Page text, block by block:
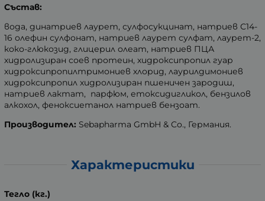
Състав:
вода, динатриев лаурет, сулфосукцинат, натриев С14-
16 олефин сулфонат, натриев лаурет сулфат, лаурет-2,
коко-глюкозид, глицерил олеат, натриев ПЦА
хидролизиран соев протеин, хидроксипропил гуар
хидроксипропилтримониев хлорид, лаурилдимониев
хидроксипропил хидролизиран пшеничен зародиш,
натриев лактат, парфюм, етоксидигликол, бензилов
алкохол, феноксиетанол натриев бензоат.
Производител: Sebapharma GmbH & Co., Германия.
Характеристики
Тегло (кг.)